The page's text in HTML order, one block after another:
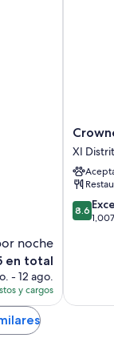
noche
en total
- 12 ago.
y cargos
Crowne
Plaza
Paris
by
IHG
XI
XI
8.6
de
8.6